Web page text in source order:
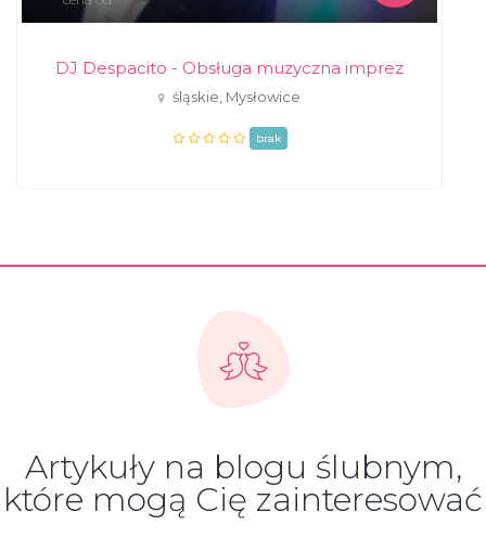
DJ Despacito - Obsługa muzyczna imprez
śląskie, Mysłowice
brak
Artykuły na blogu ślubnym,
które mogą Cię zainteresować